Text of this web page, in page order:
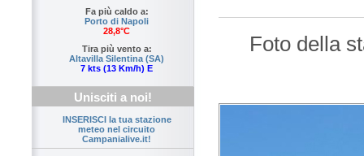
Fa più caldo a:
Porto di Napoli
28,8°C
Tira più vento a:
Altavilla Silentina (SA)
7 kts (13 Km/h) E
Unisciti a noi!
INSERISCI la tua stazione
meteo nel circuito
Campanialive.it!
Foto della